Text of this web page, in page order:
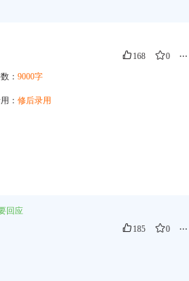
168
0 ⋯
： 9000字
： 修后录用
回应
185
0 ⋯